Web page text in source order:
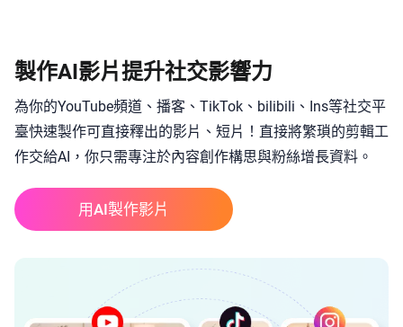
製作AI影片提升社交影響力
為你的YouTube頻道、播客、TikTok、bilibili、Ins等社交平
臺快速製作可直接釋出的影片、短片！直接將繁瑣的剪輯工
作交給AI，你只需專注於內容創作構思與粉絲增長資料。
用AI製作影片